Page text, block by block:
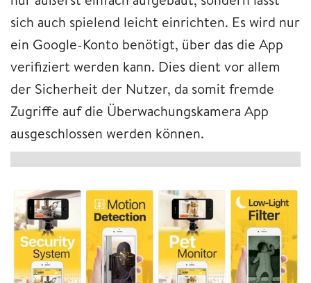
sich auch spielend leicht einrichten. Es wird nur
ein Google-Konto benötigt, über das die App
verifiziert werden kann. Dies dient vor allem
der Sicherheit der Nutzer, da somit fremde
Zugriffe auf die Überwachungskamera App
ausgeschlossen werden können.